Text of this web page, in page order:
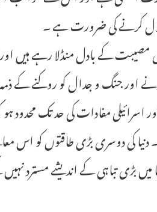
کرنے کی ضرورت ہے ۔
مصیبت کے بادل منڈلا رہے ہیں
اور جنگ و جدال کو روکنے کے
اسرائیلی مفادات کی حد تک محدود
کی دوسری بڑی طاقتوں کو اس
بڑی تباہی کے اندیشے مسترد